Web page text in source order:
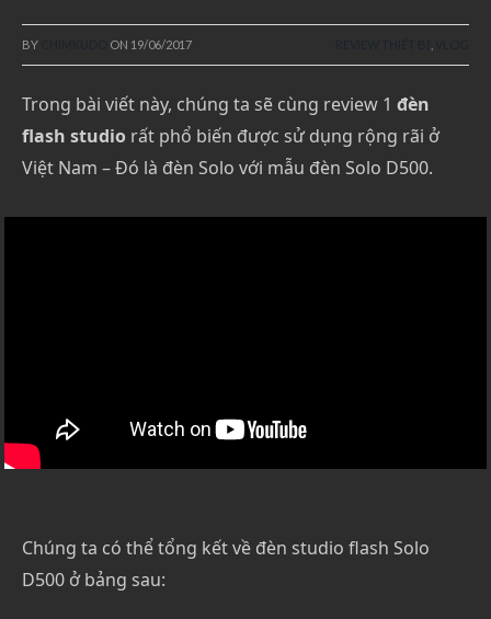
BY ON 19/06/2017
Trong bài viết này, chúng ta sẽ cùng review 1 đèn
flash studio rất phổ biến được sử dụng rộng rãi ở
Việt Nam – Đó là đèn Solo với mẫu đèn Solo D500.
Chúng ta có thể tổng kết về đèn studio flash Solo
D500 ở bảng sau: